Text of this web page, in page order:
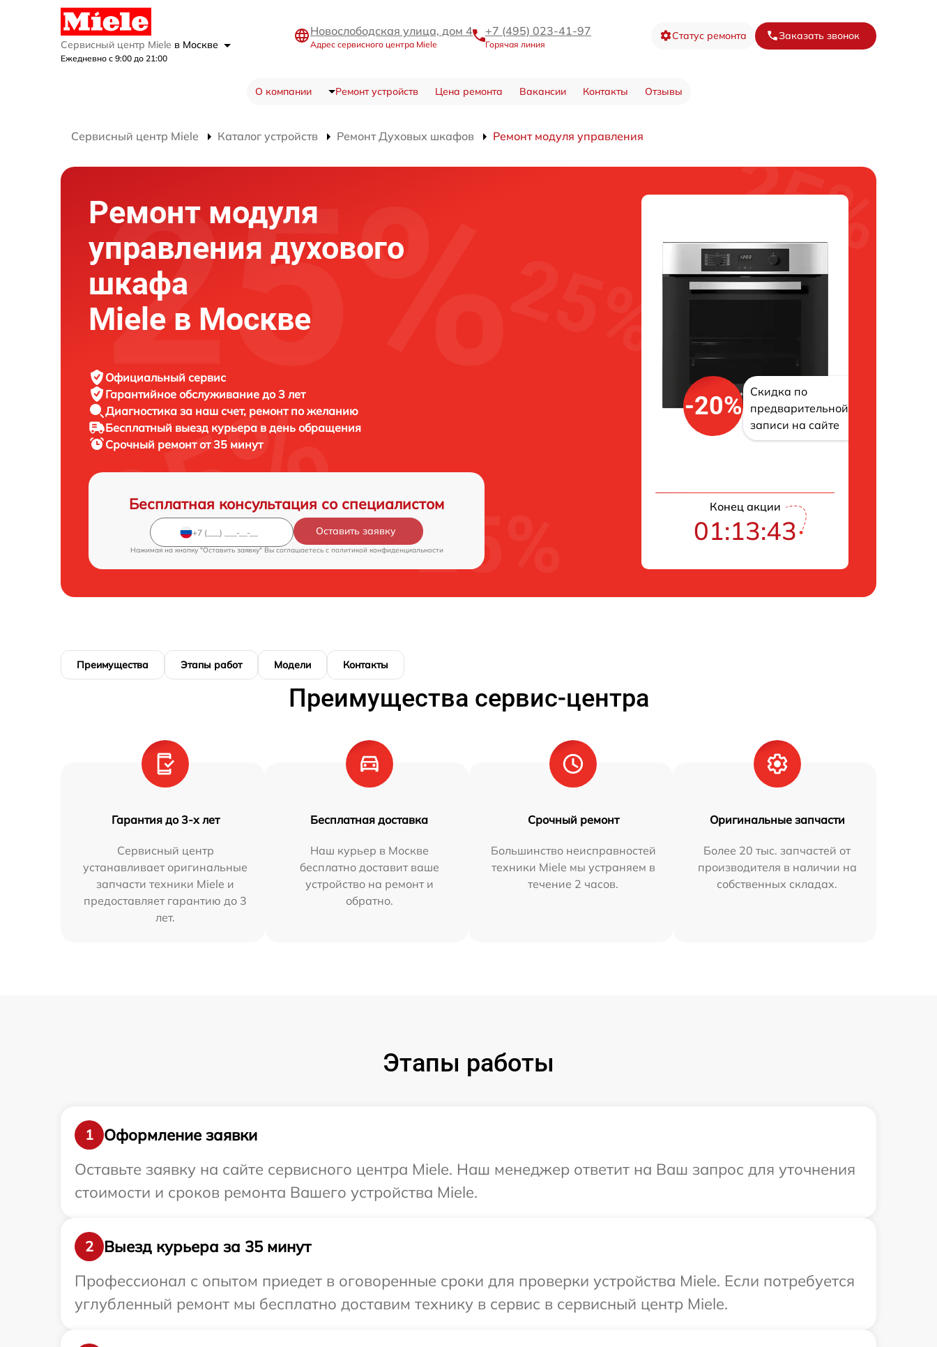
Сервисный центр Miele в Москве
Ежедневно с 9:00 до 21:00
Новослободская улица, дом 4
Адрес сервисного центра Miele
+7 (495) 023-41-97
Горячая линия
Статус ремонта Заказать звонок
О компании Ремонт устройств Цена ремонта Вакансии Контакты Отзывы
Сервисный центр Miele Каталог устройств Ремонт Духовых шкафов Ремонт модуля управления
Ремонт модуля
управления духового
шкафа
Miele в Москве
Официальный сервис
Гарантийное обслуживание до 3 лет
Диагностика за наш счет, ремонт по желанию
Бесплатный выезд курьера в день обращения
Срочный ремонтот 35 минут
Бесплатная консультация со специалистом
Оставить заявку
Нажимая на кнопку "Оставить заявку" Вы соглашаетесь c политикой конфиденциальности
-20%
Скидка по
предварительной
записи на сайте
Конец акции
01:13:42
Преимущества Этапы работ Модели Контакты
Преимущества сервис-центра
Гарантия до 3-х лет
Сервисный центр
устанавливает оригинальные
запчасти техники Miele и
предоставляет гарантию до 3
лет.
Бесплатная доставка
Наш курьер в Москве
бесплатно доставит ваше
устройство на ремонт и
обратно.
Срочный ремонт
Большинство неисправностей
техники Miele мы устраняем в
течение 2 часов.
Оригинальные запчасти
Более 20 тыс. запчастей от
производителя в наличии на
собственных складах.
Этапы работы
1
Оформление заявки
Оставьте заявку на сайте сервисного центра Miele. Наш менеджер ответит на Ваш запрос для уточнения
стоимости и сроков ремонта Вашего устройства Miele.
2
Выезд курьера за 35 минут
Профессионал с опытом приедет в оговоренные сроки для проверки устройства Miele. Если потребуется
углубленный ремонт мы бесплатно доставим технику в сервис в сервисный центр Miele.